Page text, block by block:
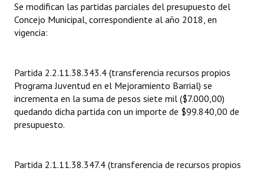
Se modifican las partidas parciales del presupuesto del
Concejo Municipal, correspondiente al año 2018, en
vigencia:
Partida 2.2.11.38.343.4 (transferencia recursos propios
Programa Juventud en el Mejoramiento Barrial) se
incrementa en la suma de pesos siete mil ($7.000,00)
quedando dicha partida con un importe de $99.840,00 de
presupuesto.
Partida 2.1.11.38.347.4 (transferencia de recursos propios